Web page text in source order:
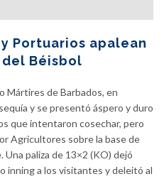
Portuarios apalean
Béisbol
Mártires de Barbados, en
y se presentó áspero y duro
que intentaron cosechar, pero
Agricultores sobre la base de
Una paliza de 13×2 (KO) dejó
inning a los visitantes y deleitó al